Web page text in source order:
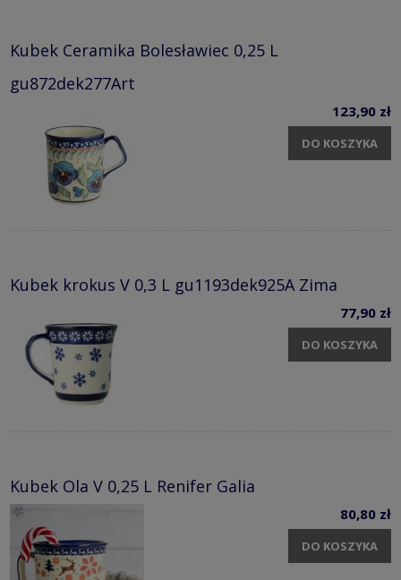
Kubek Ceramika Bolesławiec 0,25 L
gu872dek277Art
123,90 zł
DO KOSZYKA
Kubek krokus V 0,3 L gu1193dek925A Zima
77,90 zł
DO KOSZYKA
Kubek Ola V 0,25 L Renifer Galia
80,80 zł
DO KOSZYKA